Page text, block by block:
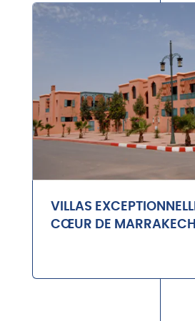
VILLAS
CŒUR DE MARRAKECH